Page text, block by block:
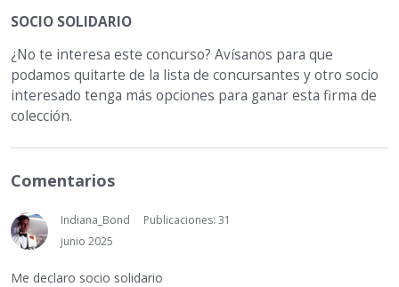
SOCIO SOLIDARIO
¿No te interesa este concurso? Avísanos para que
podamos quitarte de la lista de concursantes y otro socio
interesado tenga más opciones para ganar esta firma de
colección.
Comentarios
Indiana_Bond
Publicaciones: 31
junio 2025
Me declaro socio solidario